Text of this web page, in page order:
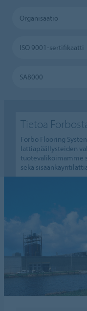
Organisaatio
ISO 9001-sertifikaatti
SA8000
Tietoa
Forbo Flooring
lattiapäällysteiden
tuotevalikoimamme
sekä